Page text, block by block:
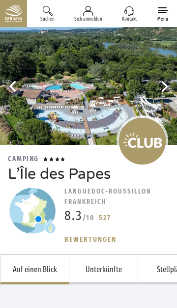
Suchen Sich anmelden Kontakt Menü
CAMPING
L’Île des Papes
LANGUEDOC-ROUSSILLON
FRANKREICH
8.3 /10 527
BEWERTUNGEN
Auf einen Blick Unterkünfte